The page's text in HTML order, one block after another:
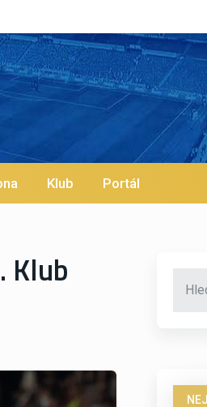
odchod z Realu a pustí se klub na trh už
Klub Portál
Klub